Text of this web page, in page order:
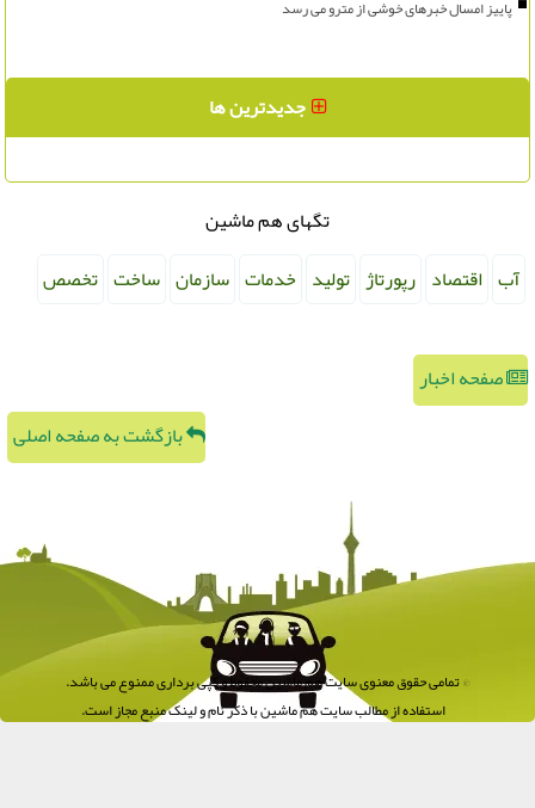
پاییز امسال خبرهای خوشی از مترو می رسد
جدیدترین ها
تگهای هم ماشین
آب
اقتصاد رپورتاژ تولید خدمات سازمان ساخت تخصص
صفحه اخبار
بازگشت به صفحه اصلی
© تمامی حقوق معنوی سایت هم ماشین محفوظ و کپی برداری ممنوع می باشد.
استفاده از مطالب سایت هم ماشین با ذکر نام و لینک منبع مجاز است.